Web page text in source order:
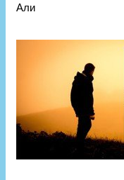
Али